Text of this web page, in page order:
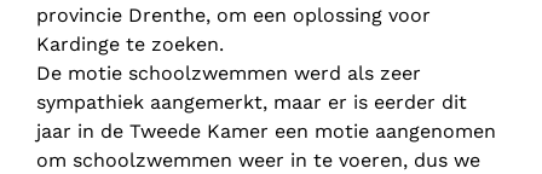
provincie Drenthe, om een oplossing voor
Kardinge te zoeken.
De motie schoolzwemmen werd als zeer
sympathiek aangemerkt, maar er is eerder dit
jaar in de Tweede Kamer een motie aangenomen
om schoolzwemmen weer in te voeren, dus we